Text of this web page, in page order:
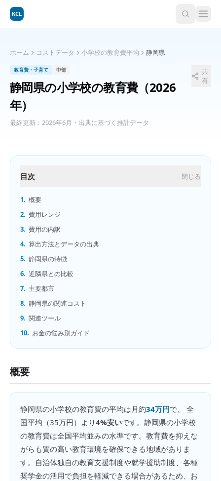
KCL
ホーム コストデータ 小学校の教育費平均 静岡県
教育費・子育て 中部
静岡県の小学校の教育費（2026
年）
最終更新： 2026年6月 ・出典に基づく推計データ
共
有
目次 閉じる
1. 概要
2. 費用レンジ
3. 費用の内訳
4. 算出方法とデータの出典
5. 静岡県の特徴
6. 近隣県との比較
7. 主要都市
8. 静岡県の関連コスト
9. 関連ツール
10. お金の悩み別ガイド
概要
静岡県の小学校の教育費の平均は月約34万円で、 全
国平均（35万円）より4%安いです。 静岡県の小学校
の教育費は全国平均並みの水準です。教育費を抑えな
がらも質の高い教育環境を確保できる地域がありま
す。自治体独自の教育支援制度や就学援助制度、各種
奨学金の活用で負担を軽減できる場合があるため、お